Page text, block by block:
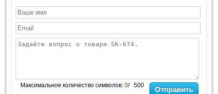
Максимальное количество символов: 0/ 500 Отправить